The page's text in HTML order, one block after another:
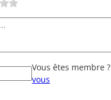
Vous êtes membre ?
vous